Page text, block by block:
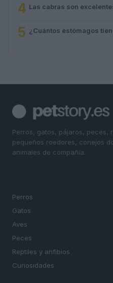
4 Las cabras son
5 ¿Cuántos estómagos
Perros, gatos, pájaros, peces,
pequeños roedores, conejos
animales de compañía.
Perros
Gatos
Aves
Peces
Reptiles y anfibios
Curiosidades